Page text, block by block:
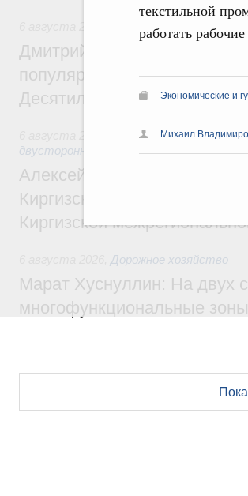
текстильной
работать
Экономические и
Михаил
Внутренний и въездной
Дмитрий Чернышенко:
популярного туризма в 35
Десятилетия науки и
Экономические и
двусторонней основе
Алексей Оверчук принял
Киргизского
Киргизской
Дорожное хозяйство
Марат Хуснуллин: На двух
многофункциональные